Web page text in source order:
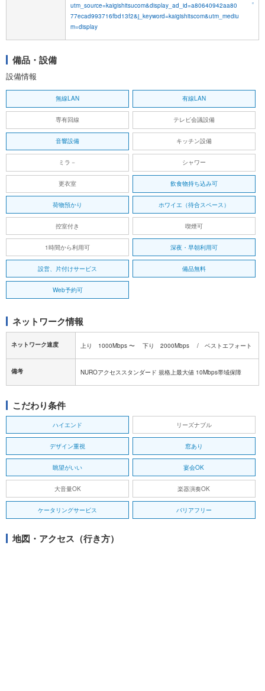
utm_source=kaigishitsucom&display_ad_id=a80640942aa80
77ecad993716fbd13f2&j_keyword=kaigishitscom&utm_mediu
m=display
備品・設備
設備情報
無線LAN 有線LAN
専有回線 テレビ会議設備
音響設備 キッチン設備
ミラ－ シャワー
更衣室 飲食物持ち込み可
荷物預かり ホワイエ（待合スペース）
控室付き 喫煙可
1時間から利用可 深夜・早朝利用可
設営、片付けサービス 備品無料
Web予約可
ネットワーク情報
ネットワーク速度 上り 1000Mbps 〜 下り 2000Mbps / ベストエフォート
備考 NUROアクセススタンダード 規格上最大値 10Mbps帯域保障
こだわり条件
ハイエンド リーズナブル
デザイン重視 窓あり
眺望がいい 宴会OK
大音量OK 楽器演奏OK
ケータリングサービス バリアフリー
地図・アクセス（行き方）